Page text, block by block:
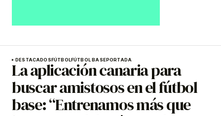
DESTACADOSFÚTBOLFÚTBOL BASEPORTADA
La aplicación canaria para
buscar amistosos en el fútbol
base: “Entrenamos más que